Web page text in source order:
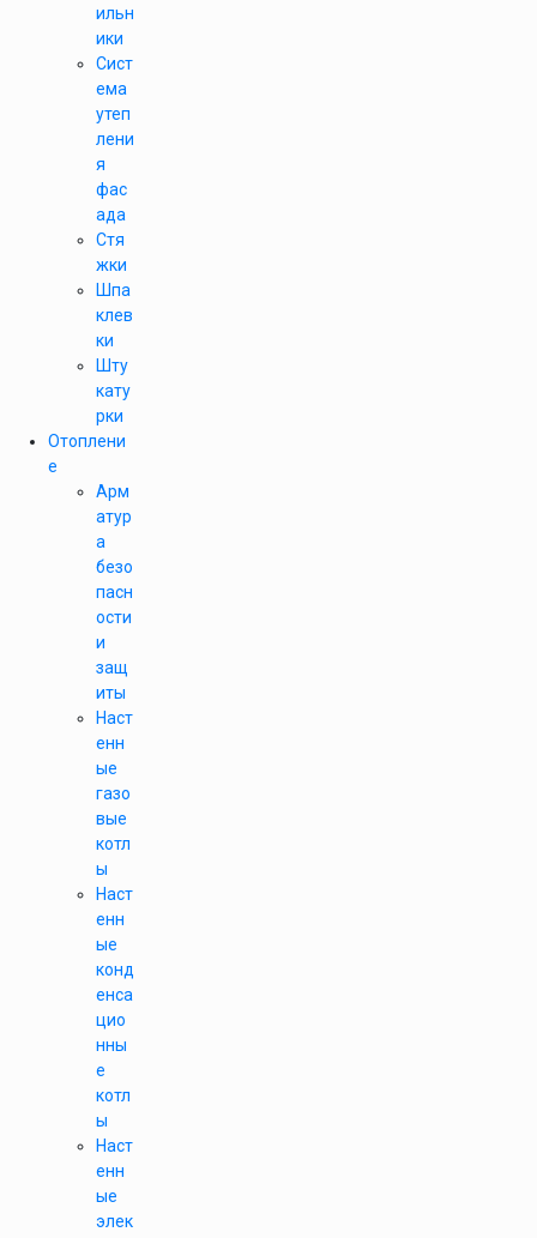
ильн
ики
Сист
ема
утеп
лени
я
фас
ада
Стя
жки
Шпа
клев
ки
Шту
кату
рки
Отоплени
е
Арм
атур
а
безо
пасн
ости
и
защ
иты
Наст
енн
ые
газо
вые
котл
ы
Наст
енн
ые
конд
енса
цио
нны
е
котл
ы
Наст
енн
ые
элек